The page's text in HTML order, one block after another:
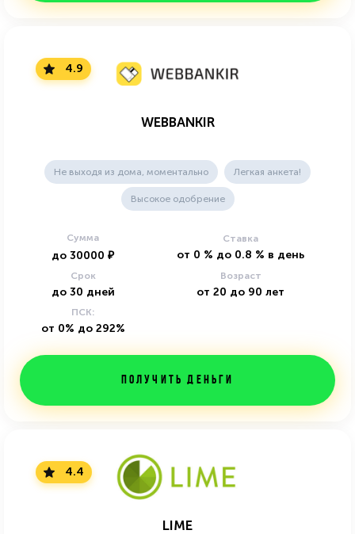
4.9
WEBBANKIR
Не выходя из дома, моментально Легкая анкета!
Высокое одобрение
Сумма
до 30000 ₽
Ставка
от 0 % до 0.8 % в день
Срок
до 30 дней
Возраст
от 20 до 90 лет
ПСК:
от 0% до 292%
Получить деньги
4.4
LIME